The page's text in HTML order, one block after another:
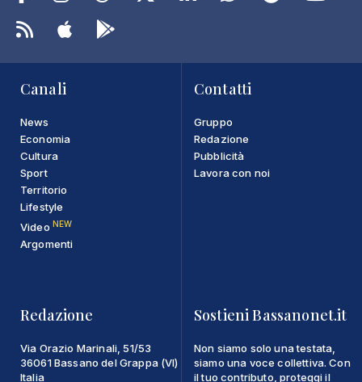
Canali
News
Economia
Cultura
Sport
Territorio
Lifestyle
Video NEW
Argomenti
Contatti
Gruppo
Redazione
Pubblicità
Lavora con noi
Redazione
Via Orazio Marinali, 51/53
36061 Bassano del Grappa (VI)
Italia
Sostieni Bassanonet.it
Non siamo solo una testata,
siamo una voce collettiva. Con
il tuo contributo, proteggi il